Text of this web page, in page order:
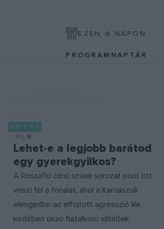
EZEN A NAPON
PROGRAMNAPTÁR
KRITIKA
FILM
Lehet-e a legjobb barátod
egy gyerekgyilkos?
A Rosszfiú című izraeli sorozat pont ott
veszi fel a fonalat, ahol a Kamaszok
elengedte: az elfojtott agresszió lila
ködében úszó fiatalkorú elítéltek